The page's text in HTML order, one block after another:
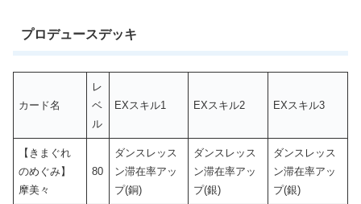
プロデュースデッキ
カード名
レ
ベ
ル
EXスキル1 EXスキル2 EXスキル3
【きまぐれ
のめぐみ】
摩美々
80
ダンスレッス
ン滞在率アッ
プ(銅)
ダンスレッス
ン滞在率アッ
プ(銀)
ダンスレッス
ン滞在率アッ
プ(銀)